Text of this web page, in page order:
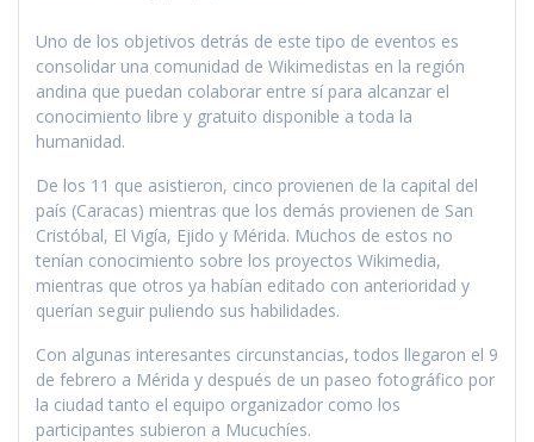
Uno de los objetivos detrás de este tipo de eventos es
consolidar una comunidad de Wikimedistas en la región
andina que puedan colaborar entre sí para alcanzar el
conocimiento libre y gratuito disponible a toda la
humanidad.
De los 11 que asistieron, cinco provienen de la capital del
país (Caracas) mientras que los demás provienen de San
Cristóbal, El Vigía, Ejido y Mérida. Muchos de estos no
tenían conocimiento sobre los proyectos Wikimedia,
mientras que otros ya habían editado con anterioridad y
querían seguir puliendo sus habilidades.
Con algunas interesantes circunstancias, todos llegaron el 9
de febrero a Mérida y después de un paseo fotográfico por
la ciudad tanto el equipo organizador como los
participantes subieron a Mucuchíes.